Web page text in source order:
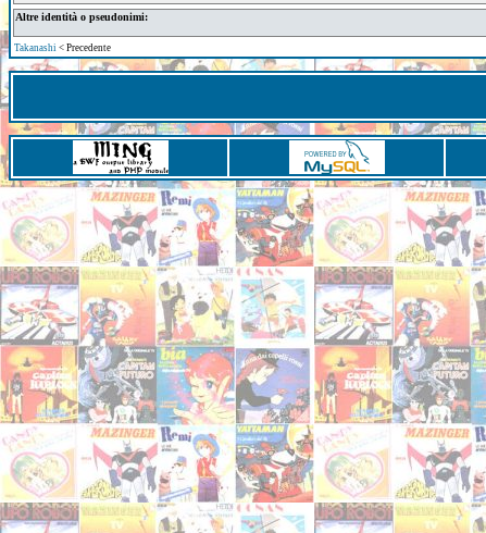
Altre identità o pseudonimi:
Takanashi < Precedente